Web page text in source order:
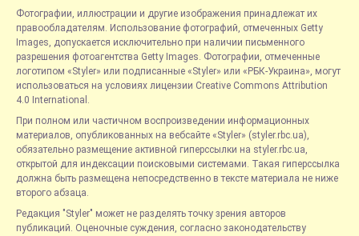
Фотографии, иллюстрации и другие изображения принадлежат их
правообладателям. Использование фотографий, отмеченных Getty
Images, допускается исключительно при наличии письменного
разрешения фотоагентства Getty Images. Фотографии, отмеченные
логотипом «Styler» или подписанные «Styler» или «РБК-Украина», могут
использоваться на условиях лицензии Creative Commons Attribution
4.0 International.
При полном или частичном воспроизведении информационных
материалов, опубликованных на вебсайте «Styler» (styler.rbc.ua),
обязательно размещение активной гиперссылки на styler.rbc.ua,
открытой для индексации поисковыми системами. Такая гиперссылка
должна быть размещена непосредственно в тексте материала не ниже
второго абзаца.
Редакция "Styler" может не разделять точку зрения авторов
публикаций. Оценочные суждения, согласно законодательству